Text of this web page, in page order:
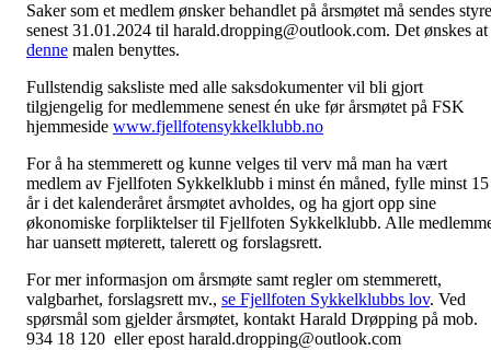
Saker som et medlem ønsker behandlet på årsmøtet må sendes
senest 31.01.2024 til harald.dropping@outlook.com. Det ønskes at
denne malen benyttes.
Fullstendig saksliste med alle saksdokumenter vil bli gjort
tilgjengelig for medlemmene senest én uke før årsmøtet på FSK
hjemmeside www.fjellfotensykkelklubb.no
For å ha stemmerett og kunne velges til verv må man ha vært
medlem av Fjellfoten Sykkelklubb i minst én måned, fylle minst 15
år i det kalenderåret årsmøtet avholdes, og ha gjort opp sine
økonomiske forpliktelser til Fjellfoten Sykkelklubb. Alle
har uansett møterett, talerett og forslagsrett.
For mer informasjon om årsmøte samt regler om stemmerett,
valgbarhet, forslagsrett mv., se Fjellfoten Sykkelklubbs lov. Ved
spørsmål som gjelder årsmøtet, kontakt Harald Drøpping på mob.
934 18 120 eller epost harald.dropping@outlook.com